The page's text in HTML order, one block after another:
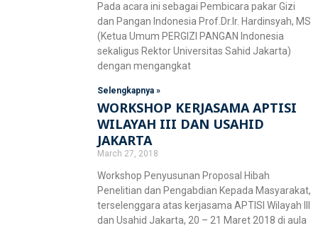
Pada acara ini sebagai Pembicara pakar Gizi
dan Pangan Indonesia Prof.Dr.Ir. Hardinsyah, MS
(Ketua Umum PERGIZI PANGAN Indonesia
sekaligus Rektor Universitas Sahid Jakarta)
dengan mengangkat
Selengkapnya »
WORKSHOP KERJASAMA APTISI
WILAYAH III DAN USAHID
JAKARTA
March 27, 2018
Workshop Penyusunan Proposal Hibah
Penelitian dan Pengabdian Kepada Masyarakat,
terselenggara atas kerjasama APTISI Wilayah III
dan Usahid Jakarta, 20 – 21 Maret 2018 di aula